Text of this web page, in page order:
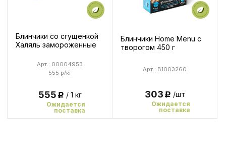
Блинчики со сгущенкой
Халяль замороженные
555 р/кг
Арт.: 00004953
555Р / 1 кг
Ожидается
поставка
Блинчики Home Menu с
творогом 450 г
Арт.: B1003260
303Р /шт
Ожидается
поставка